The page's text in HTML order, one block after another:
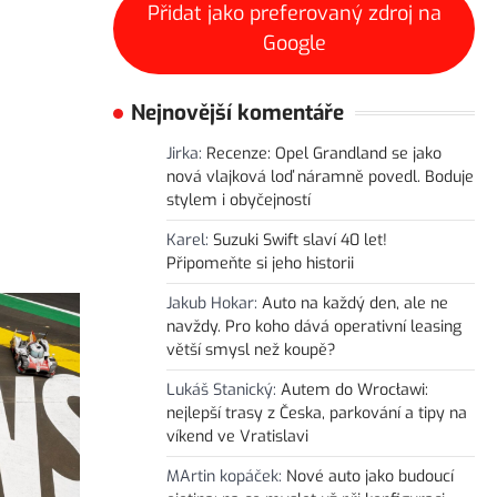
Přidat jako preferovaný zdroj na
Google
Nejnovější komentáře
Jirka: Recenze: Opel Grandland se jako
nová vlajková loď náramně povedl. Boduje
stylem i obyčejností
Karel: Suzuki Swift slaví 40 let!
Připomeňte si jeho historii
Jakub Hokar: Auto na každý den, ale ne
navždy. Pro koho dává operativní leasing
větší smysl než koupě?
Lukáš Stanický: Autem do Wrocławi:
nejlepší trasy z Česka, parkování a tipy na
víkend ve Vratislavi
MArtin kopáček: Nové auto jako budoucí